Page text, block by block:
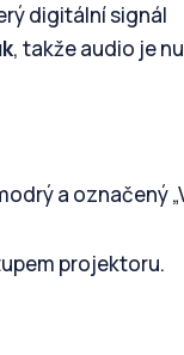
digitální signál
, takže audio je
a označený
projektoru.